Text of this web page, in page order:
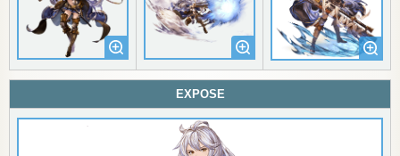
EXPOSE